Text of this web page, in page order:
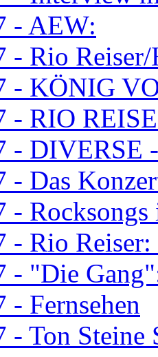
- AEW:
- Rio Reiser/
- KÖNIG
- RIO
- DIVERSE
- Das
-
- Rio
- "Die
- Fernsehen
- Ton Steine